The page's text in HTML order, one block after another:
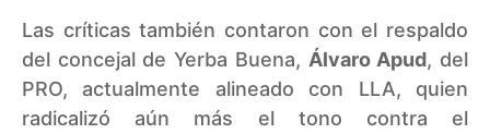
Las críticas también contaron con el respaldo
del concejal de Yerba Buena, Álvaro Apud, del
PRO, actualmente alineado con LLA, quien
radicalizó aún más el tono contra el